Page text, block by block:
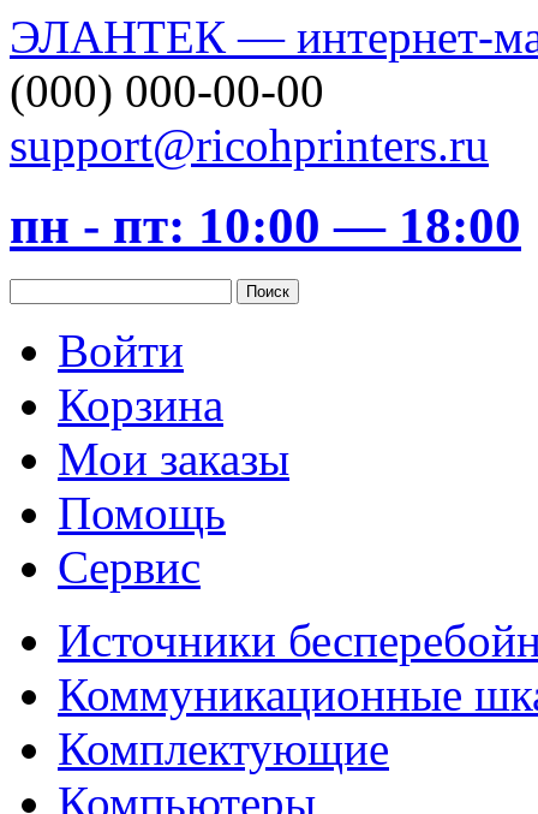
ЭЛАНТЕК — интернет-
(000) 000-00-00
support@ricohprinters.ru
пн - пт: 10:00 — 18:00
Войти
Корзина
Мои заказы
Помощь
Сервис
Источники
Коммуникационные
Комплектующие
Компьютеры